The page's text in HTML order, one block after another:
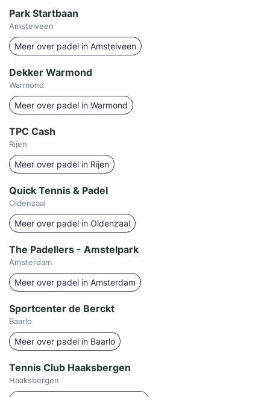
Park Startbaan
Amstelveen
Meer over padel in Amstelveen
Dekker Warmond
Warmond
Meer over padel in Warmond
TPC Cash
Rijen
Meer over padel in Rijen
Quick Tennis & Padel
Oldenzaal
Meer over padel in Oldenzaal
The Padellers - Amstelpark
Amsterdam
Meer over padel in Amsterdam
Sportcenter de Berckt
Baarlo
Meer over padel in Baarlo
Tennis Club Haaksbergen
Haaksbergen